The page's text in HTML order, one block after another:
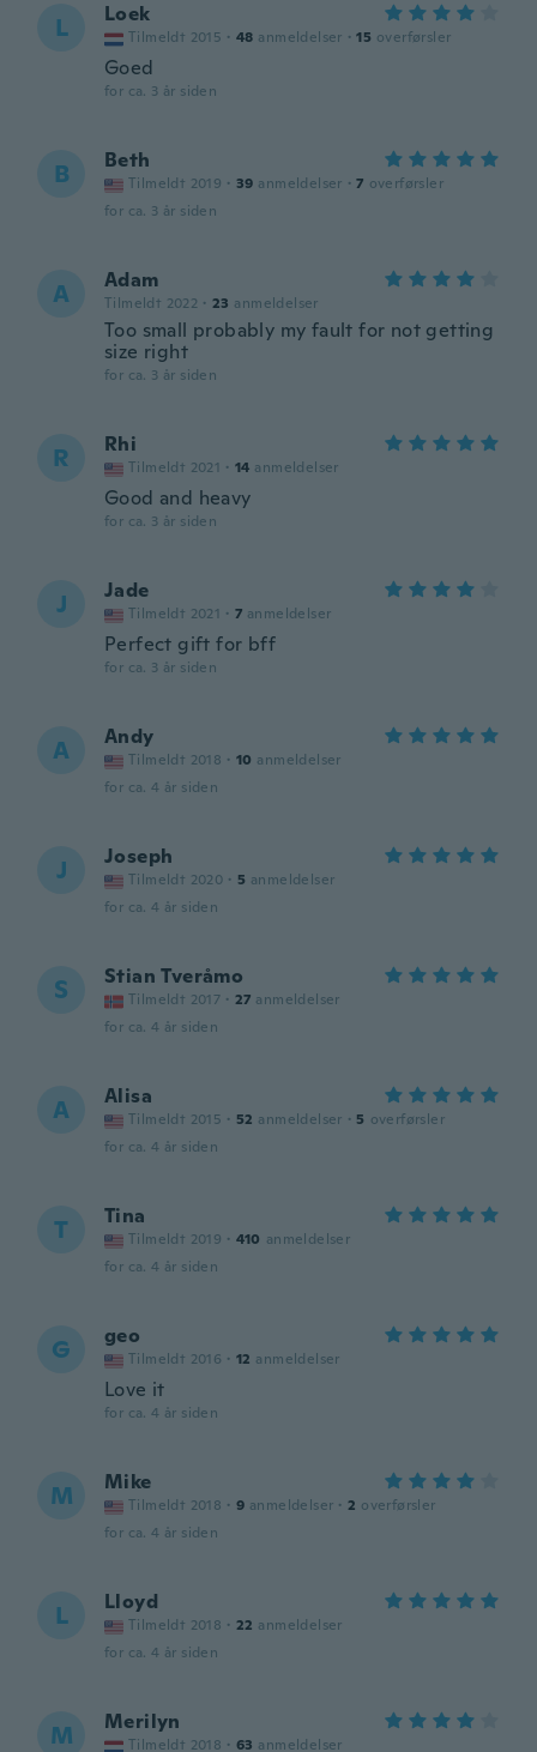
L Loek
Tilmeldt 2015 · 48 anmeldelser · 15 overførsler
Goed
for ca. 3 år siden
B Beth
Tilmeldt 2019 · 39 anmeldelser · 7 overførsler
for ca. 3 år siden
A Adam
Tilmeldt 2022 · 23 anmeldelser
Too small probably my fault for not getting
size right
for ca. 3 år siden
R Rhi
Tilmeldt 2021 · 14 anmeldelser
Good and heavy
for ca. 3 år siden
J Jade
Tilmeldt 2021 · 7 anmeldelser
Perfect gift for bff
for ca. 3 år siden
A Andy
Tilmeldt 2018 · 10 anmeldelser
for ca. 4 år siden
J Joseph
Tilmeldt 2020 · 5 anmeldelser
for ca. 4 år siden
S Stian Tveråmo
Tilmeldt 2017 · 27 anmeldelser
for ca. 4 år siden
A Alisa
Tilmeldt 2015 · 52 anmeldelser · 5 overførsler
for ca. 4 år siden
T Tina
Tilmeldt 2019 · 410 anmeldelser
for ca. 4 år siden
G geo
Tilmeldt 2016 · 12 anmeldelser
Love it
for ca. 4 år siden
M Mike
Tilmeldt 2018 · 9 anmeldelser · 2 overførsler
for ca. 4 år siden
L Lloyd
Tilmeldt 2018 · 22 anmeldelser
for ca. 4 år siden
M Merilyn
Tilmeldt 2018 · 63 anmeldelser